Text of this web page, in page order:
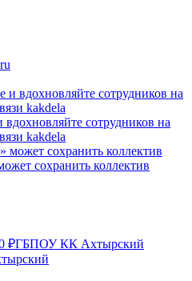
сотрудников на
kakdela
сохранить коллектив
₽ГБПОУ КК Ахтырский